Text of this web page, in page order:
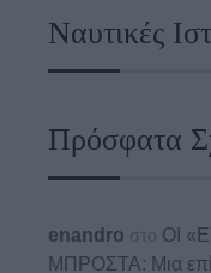
Ναυτικές
Πρόσφατα
enandro στο ΟΙ
ΜΠΡΟΣΤΑ: Μια